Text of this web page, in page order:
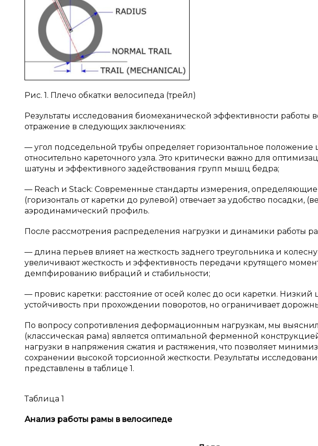
Рис. 1. Плечо обкатки велосипеда (трейл)
Результаты исследования биомеханической эффективности
отражение в следующих заключениях:
— угол подседельной трубы определяет горизонтальное положение
относительно кареточного узла. Это критически важно для
шатуны и эффективного задействования групп мышц бедра;
— Reach и Stack: Современные стандарты измерения, определяющие
(горизонталь от каретки до рулевой) отвечает за удобство посадки,
аэродинамический профиль.
После рассмотрения распределения нагрузки и динамики работы
— длина перьев влияет на жесткость заднего треугольника и
увеличивают жесткость и эффективность передачи крутящего
демпфированию вибраций и стабильности;
— провис каретки: расстояние от осей колес до оси каретки. Низкий
устойчивость при прохождении поворотов, но ограничивает
По вопросу сопротивления деформационным нагрузкам, мы
(классическая рама) является оптимальной ферменной
нагрузки в напряжения сжатия и растяжения, что позволяет
сохранении высокой торсионной жесткости. Результаты
представлены в таблице 1.
Таблица 1
Анализ работы рамы в велосипеде